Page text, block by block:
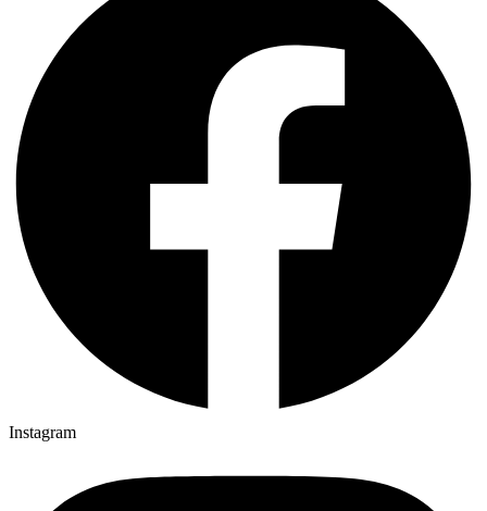
Instagram